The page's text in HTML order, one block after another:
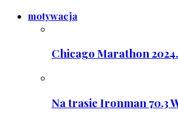
motywacja
Chicago Marathon
Na trasie Ironman 70.3